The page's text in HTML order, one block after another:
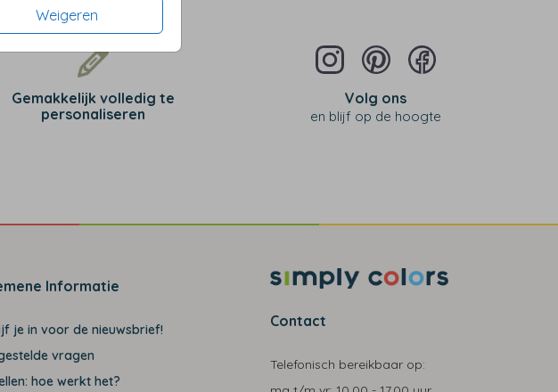
Weigeren
Gemakkelijk volledig te
personaliseren
Volg ons
en blijf op de hoogte
Informatie
je in voor de nieuwsbrief!
vragen
hoe werkt het?
Contact
Telefonisch bereikbaar op: